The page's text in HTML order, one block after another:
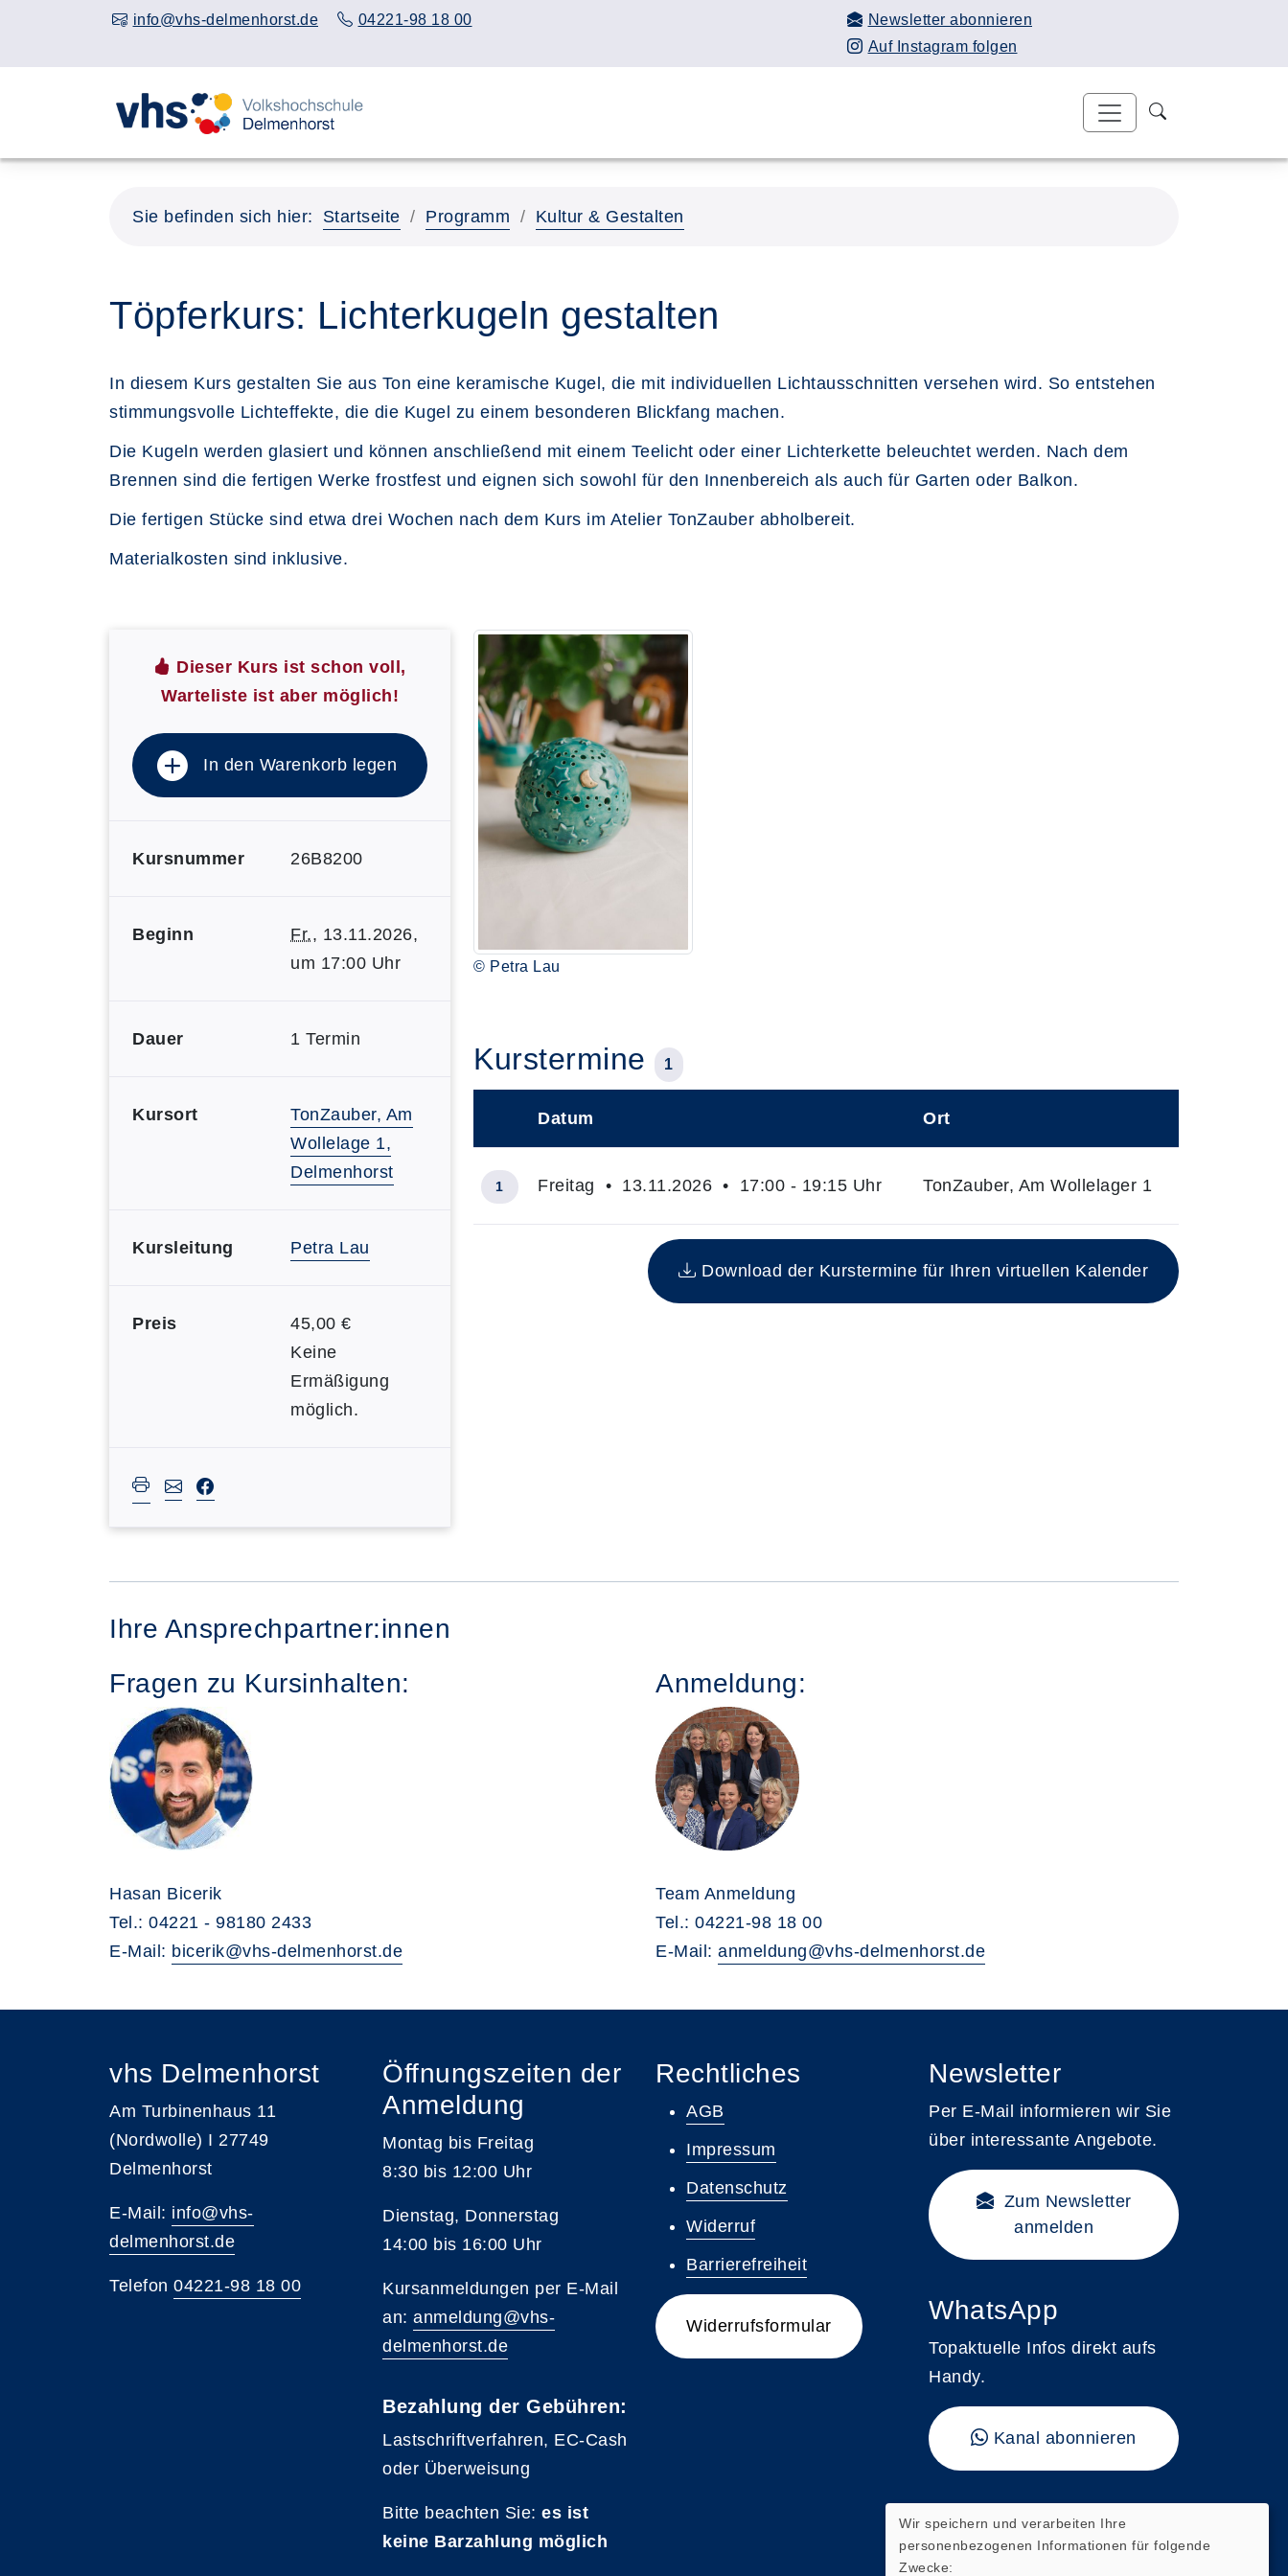
info@vhs-delmenhorst.de 04221-98 18 00
Newsletter abonnieren
Auf Instagram folgen
Sie befinden sich hier: Startseite Programm Kultur & Gestalten
Töpferkurs: Lichterkugeln gestalten
In diesem Kurs gestalten Sie aus Ton eine keramische Kugel, die mit individuellen Lichtausschnitten versehen wird. So entstehen
stimmungsvolle Lichteffekte, die die Kugel zu einem besonderen Blickfang machen.
Die Kugeln werden glasiert und können anschließend mit einem Teelicht oder einer Lichterkette beleuchtet werden. Nach dem
Brennen sind die fertigen Werke frostfest und eignen sich sowohl für den Innenbereich als auch für Garten oder Balkon.
Die fertigen Stücke sind etwa drei Wochen nach dem Kurs im Atelier TonZauber abholbereit.
Materialkosten sind inklusive.
Dieser Kurs ist schon voll,
Warteliste ist aber möglich!
In den Warenkorb legen
Kursnummer 26B8200
Beginn Fr., 13.11.2026,
um 17:00 Uhr
Dauer 1 Termin
Kursort
TonZauber, Am
Wollelage 1,
Delmenhorst
Kursleitung Petra Lau
Preis
45,00 €
Keine
Ermäßigung
möglich.
© Petra Lau
Kurstermine 1
Insgesamt gibt es 1 Termine zum diesen Kurs
Datum Ort
1 Freitag • 13.11.2026 • 17:00 - 19:15 Uhr TonZauber, Am Wollelager 1
Download der Kurstermine für Ihren virtuellen Kalender
Ihre Ansprechpartner:innen
Fragen zu Kursinhalten:
Hasan Bicerik
Tel.: 04221 - 98180 2433
E-Mail: bicerik@vhs-delmenhorst.de
Anmeldung:
Team Anmeldung
Tel.: 04221-98 18 00
E-Mail: anmeldung@vhs-delmenhorst.de
vhs Delmenhorst
Am Turbinenhaus 11
(Nordwolle) I 27749
Delmenhorst
E-Mail: info@vhs-
delmenhorst.de
Telefon 04221-98 18 00
Öffnungszeiten der
Anmeldung
Montag bis Freitag
8:30 bis 12:00 Uhr
Dienstag, Donnerstag
14:00 bis 16:00 Uhr
Kursanmeldungen per E-Mail
an: anmeldung@vhs-
delmenhorst.de
Bezahlung der Gebühren:
Lastschriftverfahren, EC-Cash
oder Überweisung
Bitte beachten Sie: es ist
keine Barzahlung möglich
Rechtliches
AGB
Impressum
Datenschutz
Widerruf
Barrierefreiheit
Widerrufsformular
Newsletter
Per E-Mail informieren wir Sie
über interessante Angebote.
Zum Newsletter
anmelden
WhatsApp
Topaktuelle Infos direkt aufs
Handy.
Kanal abonnieren
"vhs kompakt"
Hier finden Sie unser aktuelles
Wir speichern und verarbeiten Ihre
personenbezogenen Informationen für folgende
Zwecke: